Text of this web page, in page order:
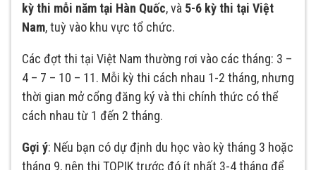
kỳ thi mỗi năm tại Hàn Quốc, và 5-6 kỳ thi tại Việt
Nam, tuỳ vào khu vực tổ chức.
Các đợt thi tại Việt Nam thường rơi vào các tháng: 3 –
4 – 7 – 10 – 11. Mỗi kỳ thi cách nhau 1-2 tháng, nhưng
thời gian mở cổng đăng ký và thi chính thức có thể
cách nhau từ 1 đến 2 tháng.
Gợi ý: Nếu bạn có dự định du học vào kỳ tháng 3 hoặc
tháng 9, nên thi TOPIK trước đó ít nhất 3-4 tháng để